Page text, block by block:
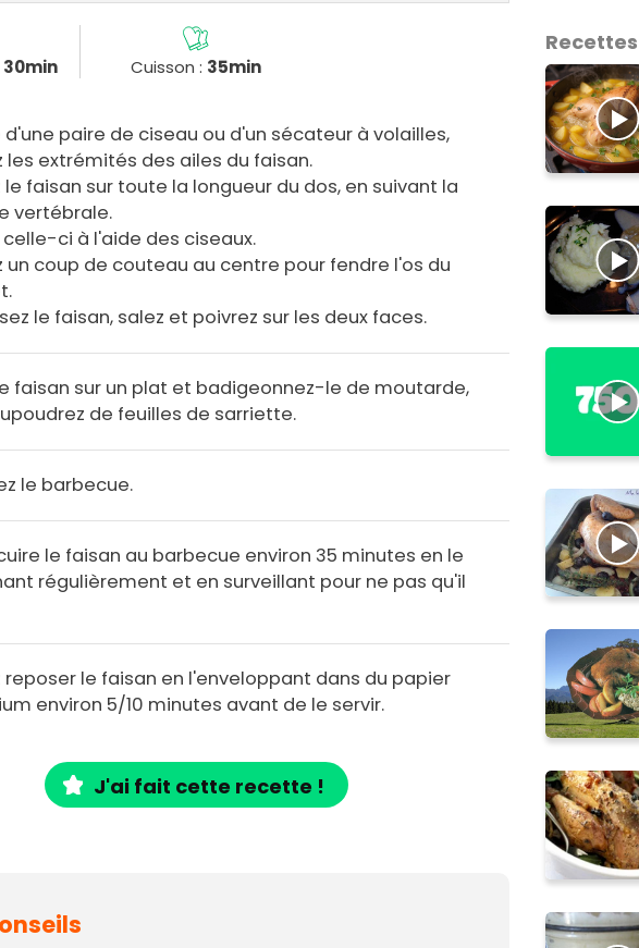
30min Cuisson : 35min
d'une paire de ciseau ou d'un sécateur à volailles,
les extrémités des ailes du faisan.
le faisan sur toute la longueur du dos, en suivant la
vertébrale.
celle-ci à l'aide des ciseaux.
un coup de couteau au centre pour fendre l'os du
le faisan, salez et poivrez sur les deux faces.
faisan sur un plat et badigeonnez-le de moutarde,
de feuilles de sarriette.
le barbecue.
le faisan au barbecue environ 35 minutes en le
régulièrement et en surveillant pour ne pas qu'il
reposer le faisan en l'enveloppant dans du papier
environ 5/10 minutes avant de le servir.
J'ai fait cette recette !